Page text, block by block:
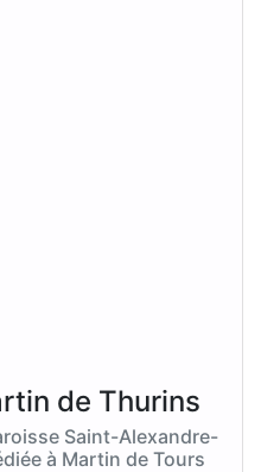
de Thurins
Saint-Alexandre-
à Martin de Tours